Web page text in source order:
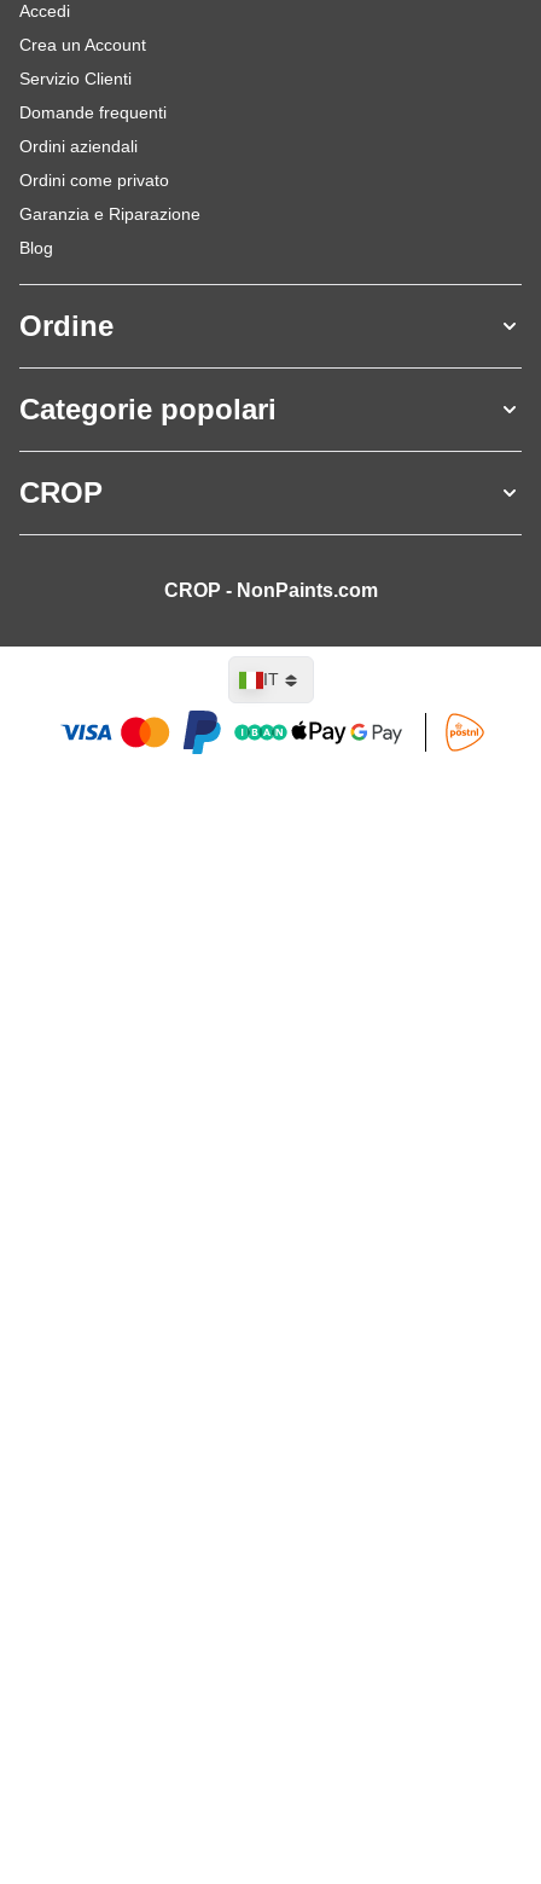
Accedi
Crea un Account
Servizio Clienti
Domande frequenti
Ordini aziendali
Ordini come privato
Garanzia e Riparazione
Blog
Ordine
Categorie popolari
CROP
CROP - NonPaints.com
Lingua
IT